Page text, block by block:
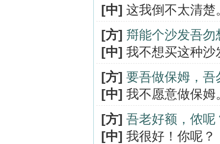
[中] 这我倒不太清楚
[方] 搿能个沙发吾勿
[中] 我不想买这种沙
[方] 要吾做保姆，吾
[中] 我不愿意做保姆
[方] 吾老好额，侬呢
[中] 我很好！你呢？